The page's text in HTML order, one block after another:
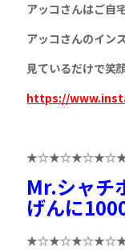
アッコさんはご自
アッコさんのイン
見ているだけで笑
https://
Mr.シャチ
げんに